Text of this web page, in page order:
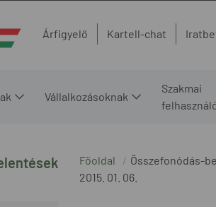
Árfigyelő Kartell-chat
Vállalkozásoknak
Szakmai
Főoldal
Összefonódás-
2015. 01. 06.